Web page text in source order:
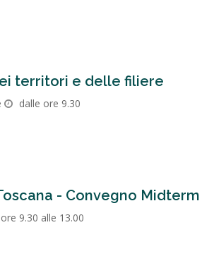
territori e delle filiere
dalle ore 9.30
- Convegno Midterm
9.30 alle 13.00